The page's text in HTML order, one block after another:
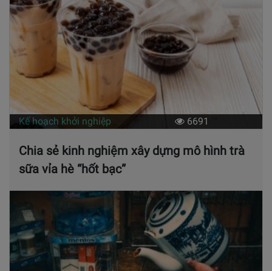
Kế hoạch khởi nghiệp 6691
Chia sẻ kinh nghiệm xây dựng mô hình trà
sữa vỉa hè “hốt bạc”